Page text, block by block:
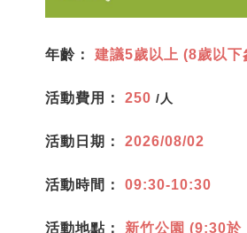
年齡：建議5歲以上 (8歲以
活動費用：250 /人
活動日期：2026/08/02
活動時間：09:30-10:30
活動地點： 新竹公園 (9:30於